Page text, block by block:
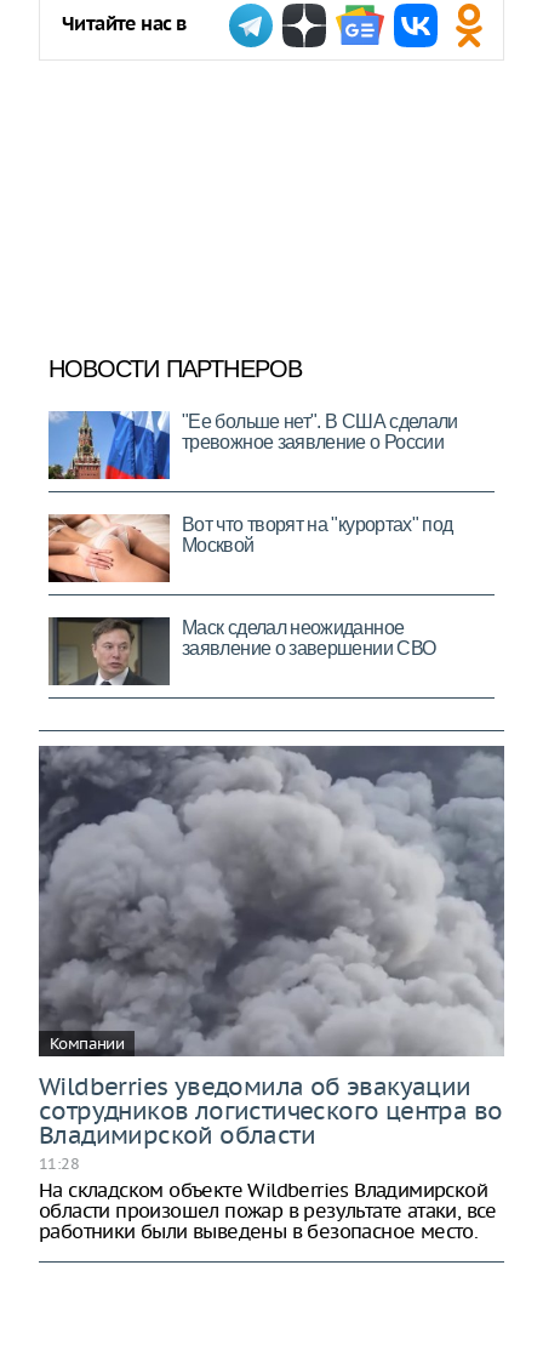
Читайте нас в
Компании
Wildberries уведомила об эвакуации
сотрудников логистического центра во
Владимирской области
11:28
На складском объекте Wildberries Владимирской
области произошел пожар в результате атаки, все
работники были выведены в безопасное место.